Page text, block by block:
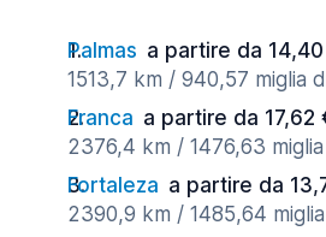
Palmas a partire da
1513,7 km / 940,57 miglia
Franca a partire da 17,62
2376,4 km / 1476,63
Fortaleza a partire da
2390,9 km / 1485,64